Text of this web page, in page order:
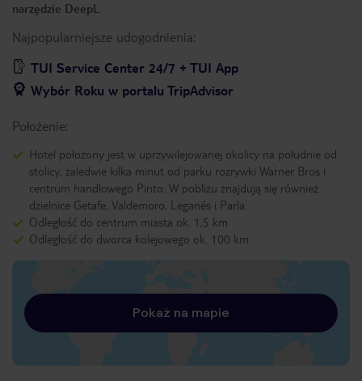
narzędzie DeepL
Najpopularniejsze udogodnienia:
TUI Service Center 24/7 + TUI App
Wybór Roku w portalu TripAdvisor
Położenie:
Hotel położony jest w uprzywilejowanej okolicy na południe od
stolicy, zaledwie kilka minut od parku rozrywki Warner Bros i
centrum handlowego Pinto. W pobliżu znajdują się również
dzielnice Getafe, Valdemoro, Leganés i Parla.
Odległość do centrum miasta ok. 1,5 km
Odległość do dworca kolejowego ok. 100 km
Pokaż na mapie